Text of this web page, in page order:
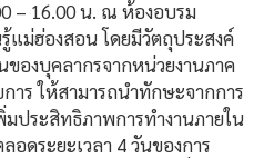
– 16.00 น. ณ ห้องอบรม
แม่ฮ่องสอน โดยมีวัตถุประสงค์
องบุคลากรจากหน่วยงานภาค
าร ให้สามารถนำทักษะจากการ
ประสิทธิภาพการทำงานภายใน
อดระยะเวลา 4 วันของการ